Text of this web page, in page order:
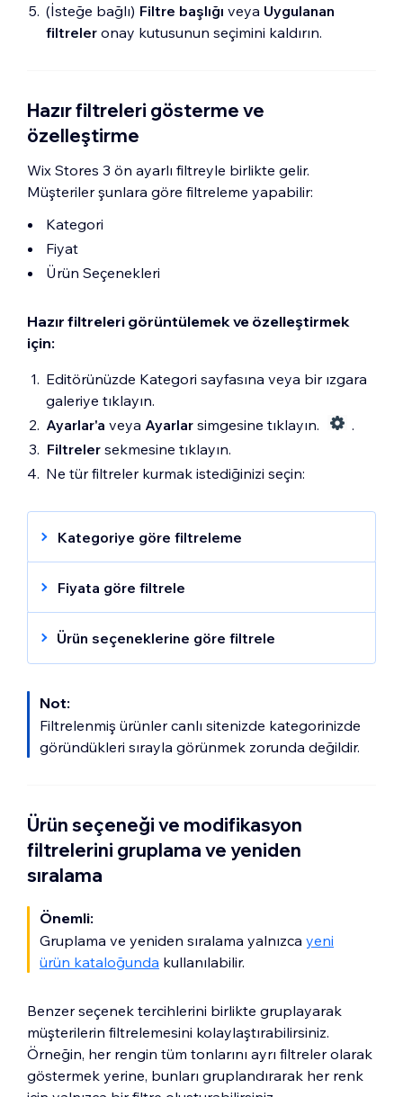
(İsteğe bağlı) Filtre başlığı veya Uygulanan
filtreler onay kutusunun seçimini kaldırın.
Hazır filtreleri gösterme ve
özelleştirme
Wix Stores 3 ön ayarlı filtreyle birlikte gelir.
Müşteriler şunlara göre filtreleme yapabilir:
Kategori
Fiyat
Ürün Seçenekleri
Hazır filtreleri görüntülemek ve özelleştirmek
için:
Editörünüzde Kategori sayfasına veya bir ızgara
galeriye tıklayın.
Ayarlar'a veya Ayarlar simgesine tıklayın.
.
Filtreler sekmesine tıklayın.
Ne tür filtreler kurmak istediğinizi seçin:
Kategoriye göre filtreleme
içinGösterveya Gizle 'ye tıklayın.
Düzenle'ye tıklayın.
Kategori seçin:
Kategori seçin
Fiyata göre filtrele
Bu filtrenin görünürlüğünü değiştirmek
Düzenle
'ye tıklayın.
Ürün seçeneklerine göre filtrele
Ürünlerinizin, farklı boyutlar veya renkler gibi
seçeneklere göre filtreleme yapmasına
olanak verebilirsiniz.
Diğer Eylemlersimgesine tıklayın.
için
Not:
Filtrelenmiş ürünler canlı sitenizde kategorinizde
göründükleri sırayla görünmek zorunda değildir.
Ürün seçeneği ve modifikasyon
filtrelerini gruplama ve yeniden
sıralama
Önemli:
Gruplama ve yeniden sıralama yalnızca yeni
ürün kataloğunda kullanılabilir.
Benzer seçenek tercihlerini birlikte gruplayarak
müşterilerin filtrelemesini kolaylaştırabilirsiniz.
Örneğin, her rengin tüm tonlarını ayrı filtreler olarak
göstermek yerine, bunları gruplandırarak her renk